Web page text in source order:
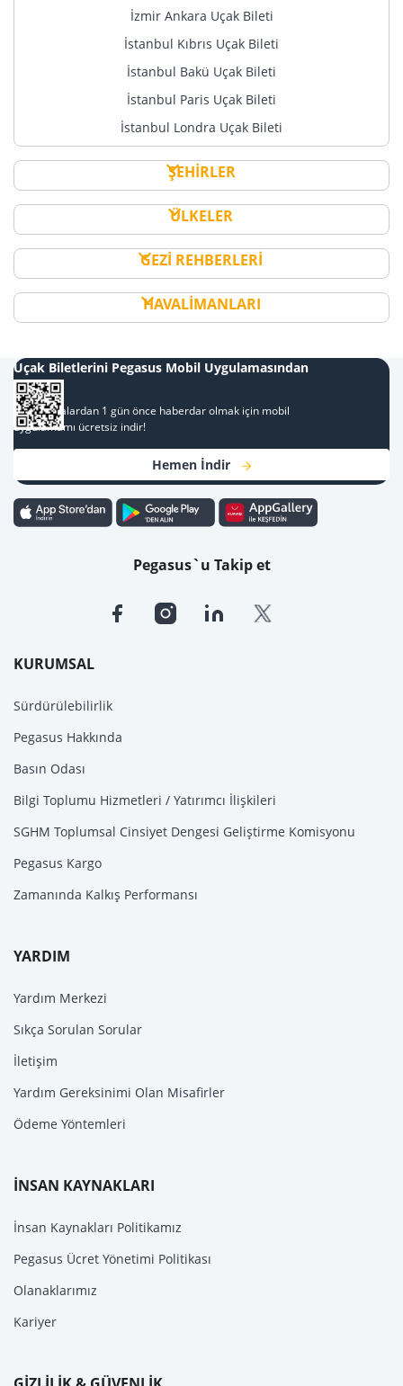
İzmir Ankara Uçak Bileti
İstanbul Kıbrıs Uçak Bileti
İstanbul Bakü Uçak Bileti
İstanbul Paris Uçak Bileti
İstanbul Londra Uçak Bileti
ŞEHİRLER
ÜLKELER
GEZİ REHBERLERİ
HAVALİMANLARI
KURUMSAL
Sürdürülebilirlik
Pegasus Hakkında
Basın Odası
Bilgi Toplumu Hizmetleri / Yatırımcı İlişkileri
SGHM Toplumsal Cinsiyet Dengesi Geliştirme Komisyonu
Pegasus Kargo
Zamanında Kalkış Performansı
YARDIM
Yardım Merkezi
Sıkça Sorulan Sorular
İletişim
Yardım Gereksinimi Olan Misafirler
Ödeme Yöntemleri
İNSAN KAYNAKLARI
İnsan Kaynakları Politikamız
Pegasus Ücret Yönetimi Politikası
Olanaklarımız
Kariyer
Uçak Biletlerini Pegasus Mobil Uygulamasından
Al
Kampanyalardan 1 gün önce haberdar olmak için mobil
uygulamamı ücretsiz indir!
Hemen İndir
Pegasus`u Takip et